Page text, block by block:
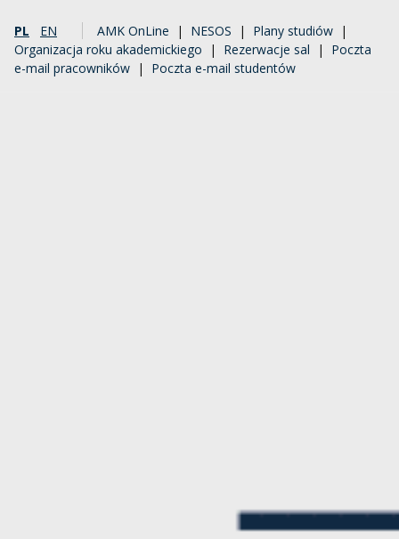
PL EN AMK OnLine | NESOS | Plany studiów |
Organizacja roku akademickiego | Rezerwacje sal | Poczta
e-mail pracowników | Poczta e-mail studentów